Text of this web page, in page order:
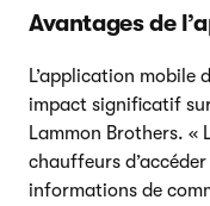
Avantages de
L’application mobile
impact significatif
Lammon Brothers. «
chauffeurs
informations de